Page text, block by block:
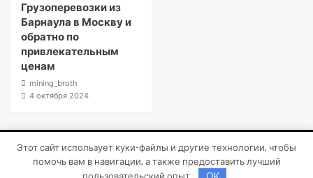
Грузоперевозки из
Барнаула в Москву и
обратно по
привлекательным
ценам
mining_broth
4 октября 2024
Copyright © Все права защищены.|CoverNewsот AF
themes.
Этот сайт использует куки-файлы и другие технологии, чтобы
помочь вам в навигации, а также предоставить лучший